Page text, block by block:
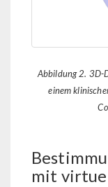
Abbildung 2. 3D-
einem
mit